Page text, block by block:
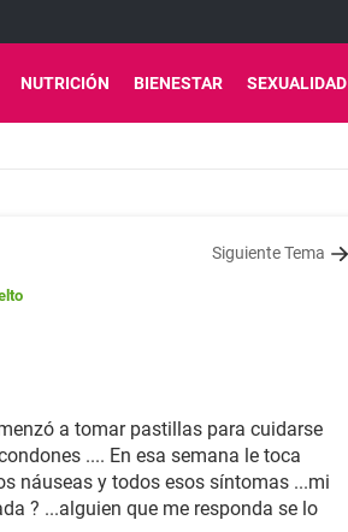
NUTRICIÓN BIENESTAR SEXUALIDAD
Siguiente Tema
a tomar pastillas para cuidarse
.... En esa semana le toca
náuseas y todos esos síntomas ...mi
? ...alguien que me responda se lo